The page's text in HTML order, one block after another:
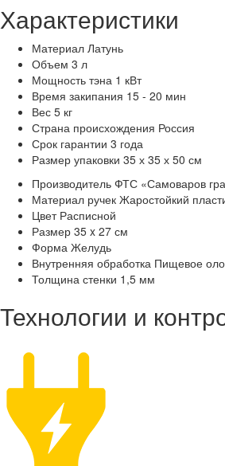
Характеристики
Материал Латунь
Объем 3 л
Мощность тэна 1 кВт
Время закипания 15 - 20 мин
Вес 5 кг
Страна происхождения Россия
Срок гарантии 3 года
Размер упаковки 35 х 35 х 50 см
Производитель ФТС «Самоваров
Материал ручек Жаростойкий
Цвет Расписной
Размер 35 x 27 см
Форма Желудь
Внутренняя обработка Пищевое
Толщина стенки 1,5 мм
Технологии и